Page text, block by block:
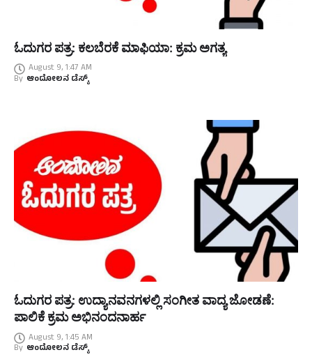
ಓದುಗರ ಪತ್ರ: ಕಲಬೆರಕೆ ಮಾಫಿಯಾ: ಕ್ರಮ ಅಗತ್ಯ
August 9, 1:47 AM
By ಆಂದೋಲನ ಡೆಸ್ಕ್
ಓದುಗರ ಪತ್ರ: ಉದ್ಯಾನವನಗಳಲ್ಲಿ ಸಂಗೀತ ವಾದ್ಯ ಜೋಡಣೆ:
ಪಾಲಿಕೆ ಕ್ರಮ ಅಭಿನಂದನಾರ್ಹ
August 9, 1:45 AM
By ಆಂದೋಲನ ಡೆಸ್ಕ್